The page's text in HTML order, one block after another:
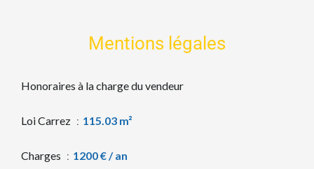
Mentions légales
Honoraires à la charge du vendeur
Loi Carrez 115.03 m²
Charges 1200 € / an